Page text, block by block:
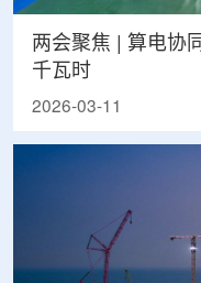
两会聚焦 | 算电协
千瓦时
2026-03-11